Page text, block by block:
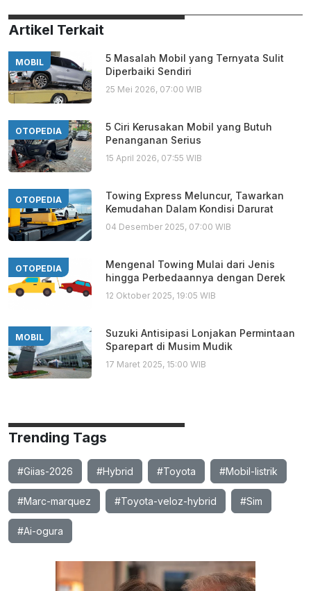
Artikel Terkait
MOBIL
5 Masalah Mobil yang Ternyata Sulit
Diperbaiki Sendiri
25 Mei 2026, 07:00 WIB
OTOPEDIA
5 Ciri Kerusakan Mobil yang Butuh
Penanganan Serius
15 April 2026, 07:55 WIB
OTOPEDIA
Towing Express Meluncur, Tawarkan
Kemudahan Dalam Kondisi Darurat
04 Desember 2025, 07:00 WIB
OTOPEDIA
Mengenal Towing Mulai dari Jenis
hingga Perbedaannya dengan Derek
12 Oktober 2025, 19:05 WIB
MOBIL
Suzuki Antisipasi Lonjakan Permintaan
Sparepart di Musim Mudik
17 Maret 2025, 15:00 WIB
Trending Tags
#Giias-2026 #Hybrid #Toyota #Mobil-listrik
#Marc-marquez #Toyota-veloz-hybrid #Sim
#Ai-ogura